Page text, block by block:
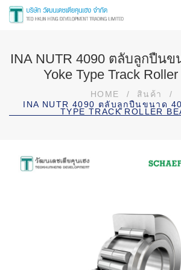
INA NUTR 4090 ตลับลูกปืนข
Yoke Type Track
HOME / สินค้า
/
INA NUTR 4090 ตลับลูกปืนขนาด
TYPE TRACK ROLLER